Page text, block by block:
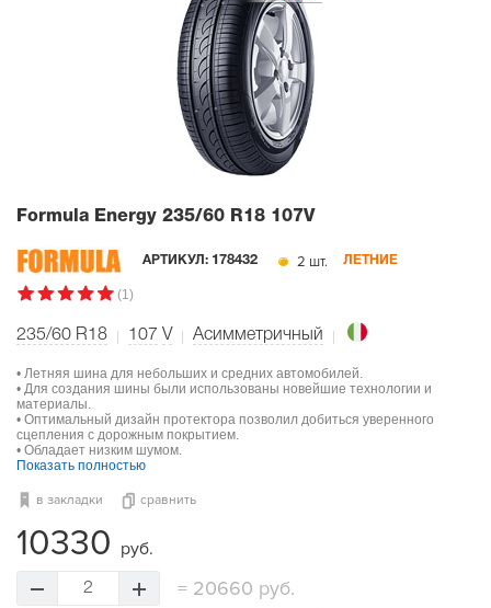
Formula Energy 235/60 R18 107V
АРТИКУЛ: 178432 2 шт. ЛЕТНИЕ
(1)
235/60 R18 107 V Асимметричный
• Летняя шина для небольших и средних автомобилей.
• Для создания шины были использованы новейшие технологии и
материалы.
• Оптимальный дизайн протектора позволил добиться уверенного
сцепления с дорожным покрытием.
• Обладает низким шумом.
Показать полностью
в закладки сравнить
10330 руб.
2 = 20660 руб.